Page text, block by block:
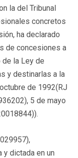
la del Tribunal
concretos
ha declarado
de concesiones a
la Ley de
y destinarlas a la
de 1992(RJ
5 de mayo
y dictada en un